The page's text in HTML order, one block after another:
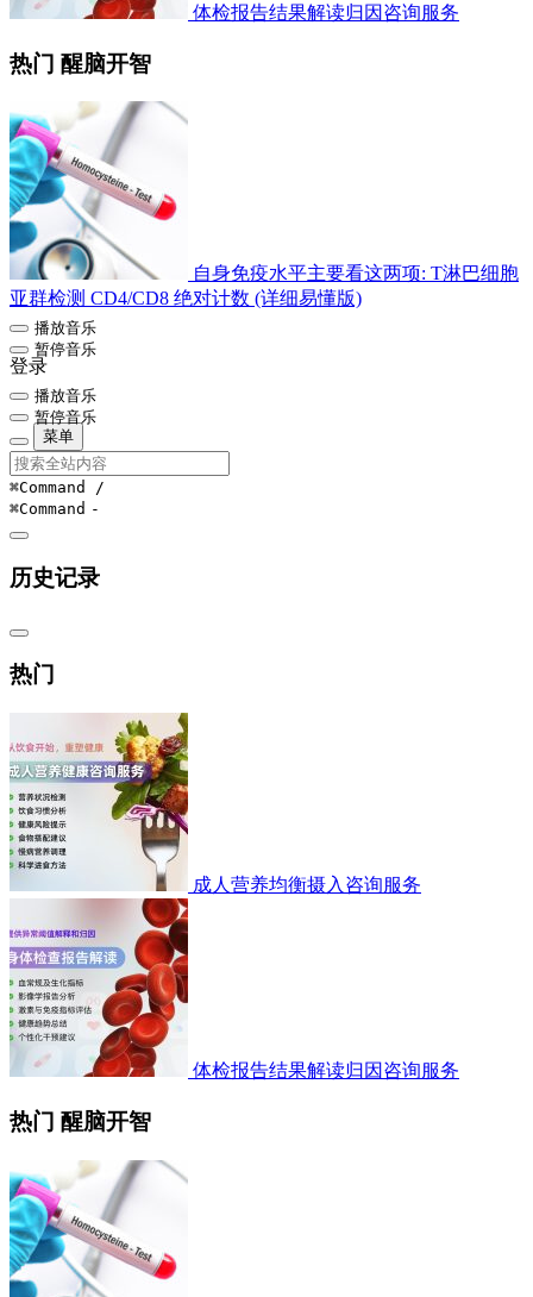
体检报告结果解读归因咨询服务
热门 醒脑开智
自身免疫水平主要看这两项: T淋巴细胞
亚群检测 CD4/CD8 绝对计数 (详细易懂版)
播放音乐
暂停音乐
登录
播放音乐
暂停音乐
菜单
⌘Command /
⌘Command -
历史记录
热门
成人营养均衡摄入咨询服务
体检报告结果解读归因咨询服务
热门 醒脑开智